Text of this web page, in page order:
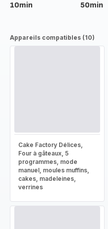
10min 50min
Appareils compatibles (10)
Cake Factory Délices,
Four à gâteaux, 5
programmes, mode
manuel, moules muffins,
cakes, madeleines,
verrines